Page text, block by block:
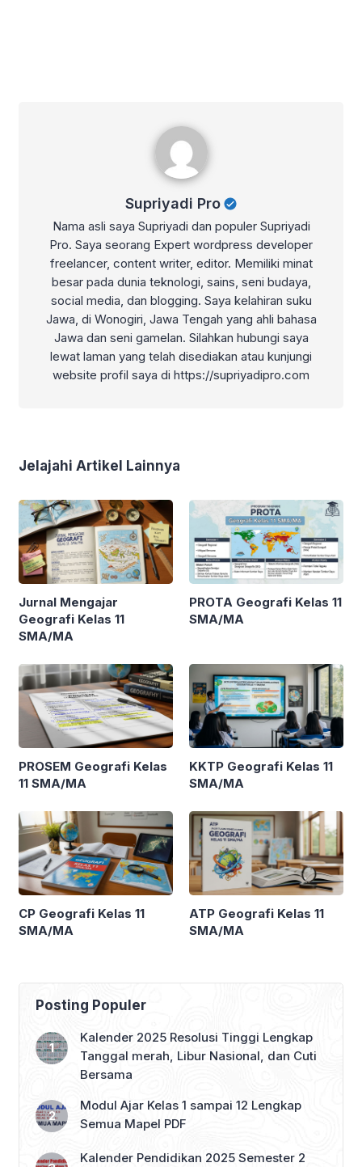
Supriyadi Pro
Nama asli saya Supriyadi dan populer Supriyadi
Pro. Saya seorang Expert wordpress developer
freelancer, content writer, editor. Memiliki minat
besar pada dunia teknologi, sains, seni budaya,
social media, dan blogging. Saya kelahiran suku
Jawa, di Wonogiri, Jawa Tengah yang ahli bahasa
Jawa dan seni gamelan. Silahkan hubungi saya
lewat laman yang telah disediakan atau kunjungi
website profil saya di https://supriyadipro.com
Jelajahi Artikel Lainnya
Jurnal Mengajar
Geografi Kelas 11
SMA/MA
PROTA Geografi Kelas 11
SMA/MA
PROSEM Geografi Kelas
11 SMA/MA
KKTP Geografi Kelas 11
SMA/MA
CP Geografi Kelas 11
SMA/MA
ATP Geografi Kelas 11
SMA/MA
Posting Populer
Kalender 2025 Resolusi Tinggi Lengkap
Tanggal merah, Libur Nasional, dan Cuti
Bersama
Modul Ajar Kelas 1 sampai 12 Lengkap
Semua Mapel PDF
Kalender Pendidikan 2025 Semester 2